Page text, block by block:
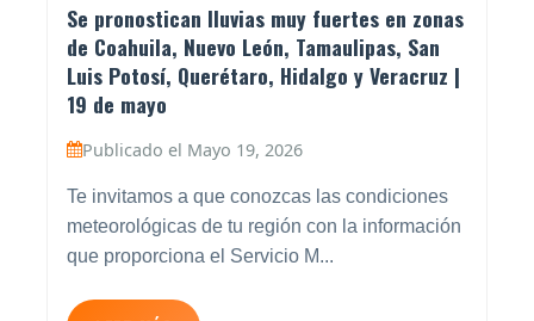
Se pronostican lluvias muy fuertes en zonas
de Coahuila, Nuevo León, Tamaulipas, San
Luis Potosí, Querétaro, Hidalgo y Veracruz |
19 de mayo
Publicado el Mayo 19, 2026
Te invitamos a que conozcas las condiciones
meteorológicas de tu región con la información
que proporciona el Servicio M...